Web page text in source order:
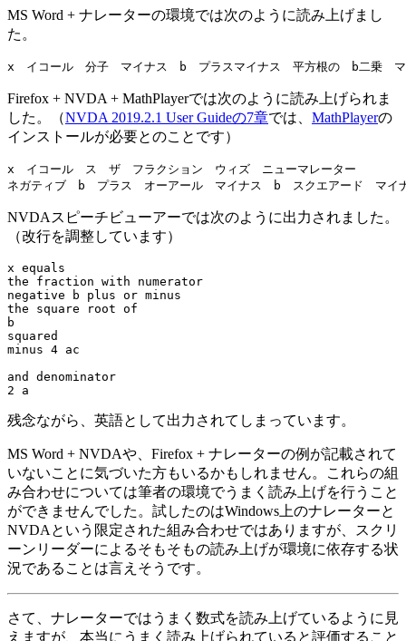
MS Word + ナレーターの環境では次のように読み上げまし
た。
Firefox + NVDA + MathPlayerでは次のように読み上げられま
した。（NVDA 2019.2.1 User Guideの7章では、 MathPlayerの
インストールが必要とのことです）
x　イコール　ス　ザ　フラクション　ウィズ　ニューマレーター
NVDAスピーチビューアーでは次のように出力されました。
（改行を調整しています）
x equals
the fraction with numerator
negative b plus or minus
the square root of
b
squared
minus 4 ac
and denominator
残念ながら、英語として出力されてしまっています。
MS Word + NVDAや、Firefox + ナレーターの例が記載されて
いないことに気づいた方もいるかもしれません。これらの組
み合わせについては筆者の環境でうまく読み上げを行うこと
ができませんでした。試したのはWindows上のナレーターと
NVDAという限定された組み合わせではありますが、スクリ
ーンリーダーによるそもそもの読み上げが環境に依存する状
況であることは言えそうです。
さて、ナレーターではうまく数式を読み上げているように見
えますが、本当にうまく読み上げられていると評価すること